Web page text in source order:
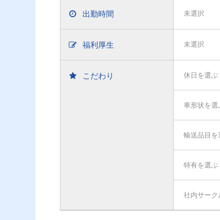
出勤時間 未選択
福利厚生 未選択
こだわり 休日を選ぶ
車形状を選
輸送品目を
特有を選ぶ
社内サーク